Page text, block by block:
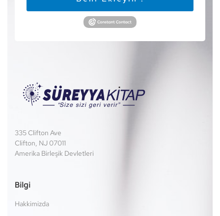
335 Clifton Ave
Clifton, NJ 07011
Amerika Birleşik Devletleri
Bilgi
Hakkimizda